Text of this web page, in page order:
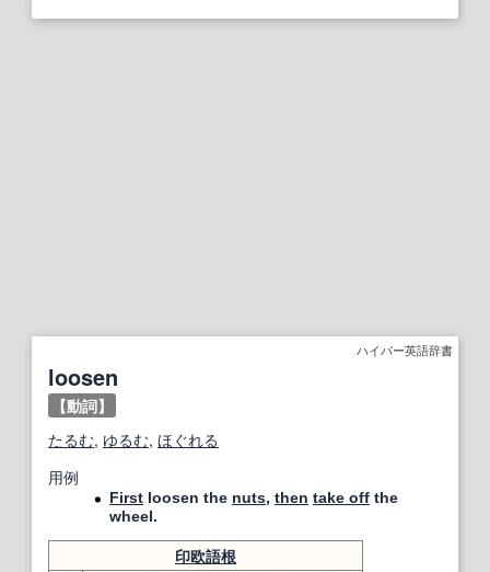
ハイパー英語辞書
loosen
【動詞】
たるむ, ゆるむ, ほぐれる
用例
First loosen the nuts, then take off the
wheel.
印欧語根